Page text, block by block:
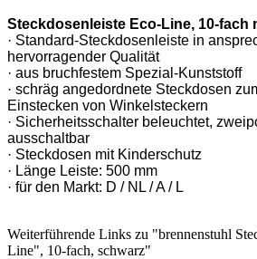
Steckdosenleiste Eco-Line, 10-fach
· Standard-Steckdosenleiste in
hervorragender Qualität
· aus bruchfestem Spezial-Kunststoff
· schräg angedordnete Steckdosen
Einstecken von Winkelsteckern
· Sicherheitsschalter beleuchtet,
ausschaltbar
· Steckdosen mit Kinderschutz
· Länge Leiste: 500 mm
· für den Markt: D / NL / A / L
Weiterführende Links zu "brennenstuhl
Line", 10-fach, schwarz"